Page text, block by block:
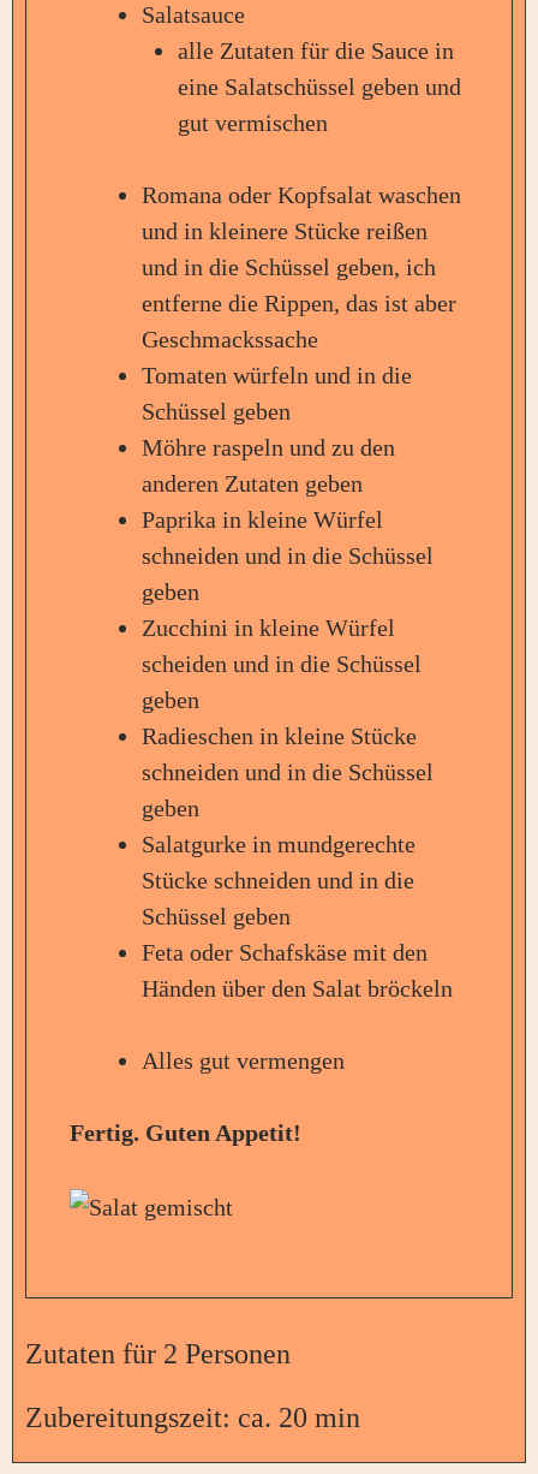
Salatsauce
alle Zutaten für die Sauce in
eine Salatschüssel geben und
gut vermischen
Romana oder Kopfsalat waschen
und in kleinere Stücke reißen
und in die Schüssel geben, ich
entferne die Rippen, das ist aber
Geschmackssache
Tomaten würfeln und in die
Schüssel geben
Möhre raspeln und zu den
anderen Zutaten geben
Paprika in kleine Würfel
schneiden und in die Schüssel
geben
Zucchini in kleine Würfel
scheiden und in die Schüssel
geben
Radieschen in kleine Stücke
schneiden und in die Schüssel
geben
Salatgurke in mundgerechte
Stücke schneiden und in die
Schüssel geben
Feta oder Schafskäse mit den
Händen über den Salat bröckeln
Alles gut vermengen
Fertig. Guten Appetit!
Zutaten für 2 Personen
Zubereitungszeit: ca. 20 min